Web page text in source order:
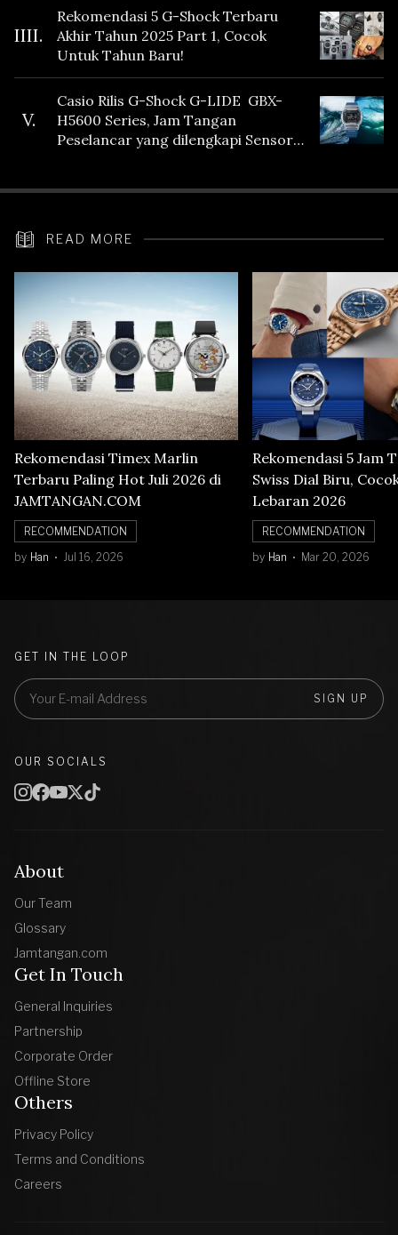
IIII.
Rekomendasi 5 G-Shock Terbaru
Akhir Tahun 2025 Part 1, Cocok
Untuk Tahun Baru!
V.
Casio Rilis G-Shock G-LIDE GBX-
H5600 Series, Jam Tangan
Peselancar yang dilengkapi Sensor
READ MORE
Rekomendasi Timex Marlin
Terbaru Paling Hot Juli 2026 di
JAMTANGAN.COM
RECOMMENDATION
by Han Jul 16, 2026
Rekomendasi 5 Jam
Swiss Dial Biru,
Lebaran 2026
RECOMMENDATION
by Han Mar 20, 2026
About
Our Team
Glossary
Jamtangan.com
Get In Touch
General Inquiries
Partnership
Corporate Order
Offline Store
Others
Privacy Policy
Terms and Conditions
Careers
GET IN THE LOOP
SIGN UP
OUR SOCIALS